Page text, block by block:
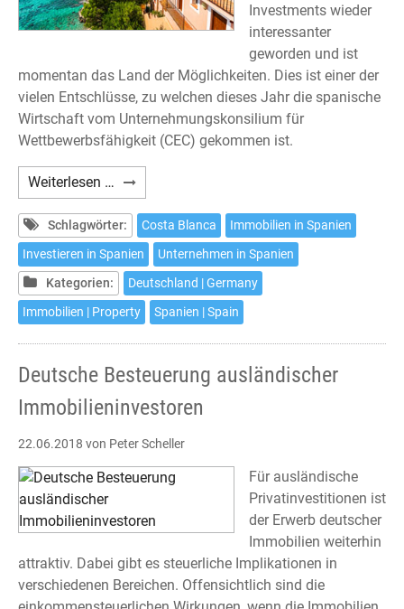
Investments wieder
interessanter
geworden und ist
momentan das Land der Möglichkeiten. Dies ist einer der
vielen Entschlüsse, zu welchen dieses Jahr die spanische
Wirtschaft vom Unternehmungskonsilium für
Wettbewerbsfähigkeit (CEC) gekommen ist.
Weiterlesen … Investments
an
der
Costa
Blanca
Schlagwörter: Costa Blanca
Immobilien in Spanien
Investieren in Spanien
Unternehmen in Spanien
Kategorien:
Deutschland | Germany
Immobilien | Property
Spanien | Spain
Deutsche Besteuerung ausländischer
Immobilieninvestoren
22.06.2018 von Peter Scheller
Für ausländische
Privatinvestitionen ist
der Erwerb deutscher
Immobilien weiterhin
attraktiv. Dabei gibt es steuerliche Implikationen in
verschiedenen Bereichen. Offensichtlich sind die